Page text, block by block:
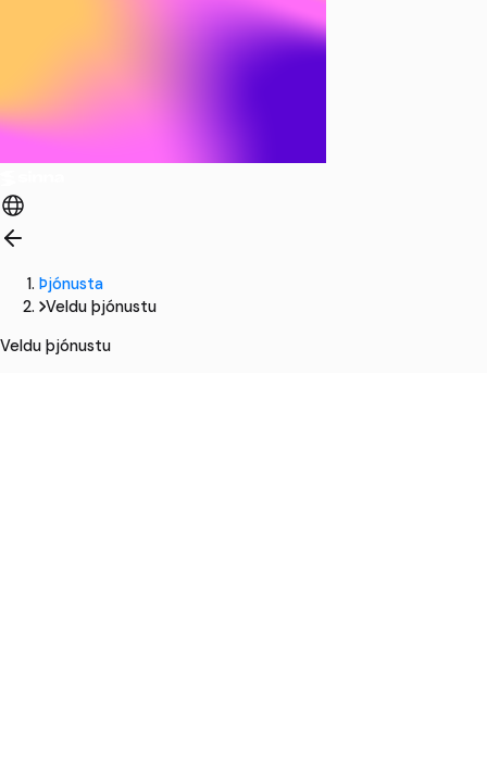
Þjónusta
Veldu þjónustu
Veldu þjónustu